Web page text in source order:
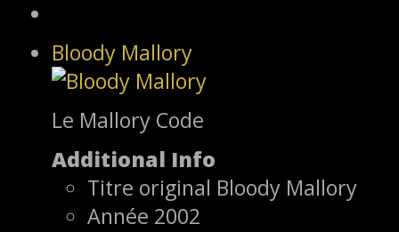
Bloody Mallory
Le Mallory Code
Additional Info
Titre original Bloody Mallory
Année 2002